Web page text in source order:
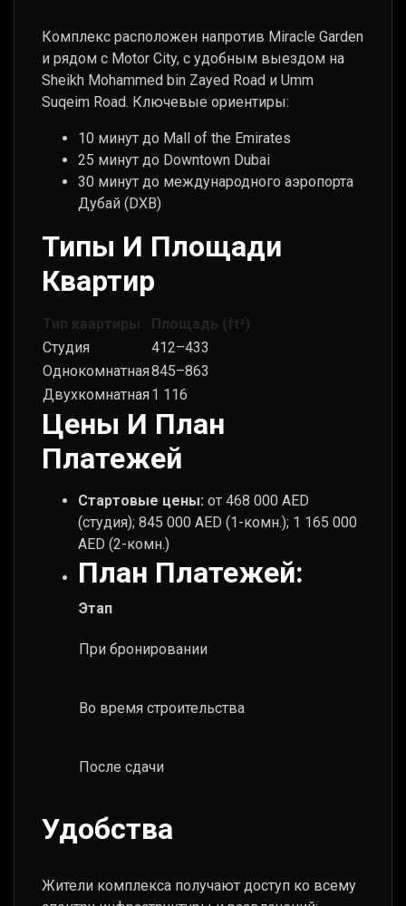
Комплекс расположен напротив Miracle Garden
и рядом с Motor City, с удобным выездом на
Sheikh Mohammed bin Zayed Road и Umm
Suqeim Road. Ключевые ориентиры:
10 минут до Mall of the Emirates
25 минут до Downtown Dubai
30 минут до международного аэропорта
Дубай (DXB)
Типы И Площади
Квартир
Тип квартиры
Площадь (ft²)
Студия
412–433
Однокомнатная845–863
Двухкомнатная1 116
Цены И План
Платежей
Стартовые цены: от 468 000 AED
(студия); 845 000 AED (1-комн.); 1 165 000
AED (2-комн.)
План Платежей:
Этап
При бронировании
Во время строительства
После сдачи
Удобства
Жители комплекса получают доступ ко всему